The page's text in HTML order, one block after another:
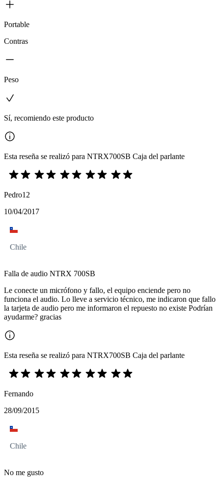
Portable
Contras
Peso
Sí, recomiendo este producto
Esta reseña se realizó para NTRX700SB Caja del parlante
Pedro12
10/04/2017
Chile
Falla de audio NTRX 700SB
Le conecte un micrófono y fallo, el equipo enciende pero no
funciona el audio. Lo lleve a servicio técnico, me indicaron que fallo
la tarjeta de audio pero me informaron el repuesto no existe Podrían
ayudarme? gracias
Esta reseña se realizó para NTRX700SB Caja del parlante
Fernando
28/09/2015
Chile
No me gusto